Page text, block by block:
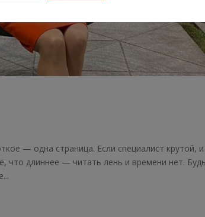
— одна страница. Если специалист крутой,
что длиннее — читать лень и времени нет.